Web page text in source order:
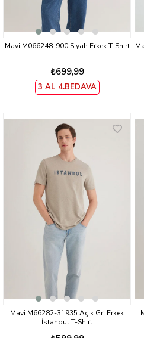
Mavi M066248-900 Siyah Erkek T-Shirt
₺699,99
3 AL 4.BEDAVA
Mavi M66282-31935 Açık Gri Erkek
İstanbul T-Shirt